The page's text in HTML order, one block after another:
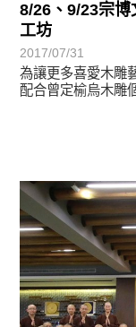
8/26、9/23宗
工坊
2017/07/31
為讓更多喜愛木雕
配合曾定榆烏木雕